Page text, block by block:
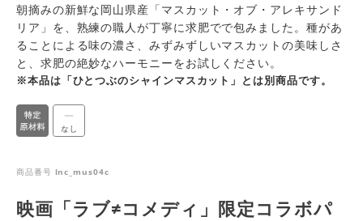
朝摘みの新鮮な岡山県産「マスカット・オブ・アレキサンド
リア」を、熟練の職人が丁寧に求肥でで包みました。種があ
ることによる味の濃さ、みずみずしいマスカットの美味しさ
と、求肥の絶妙なハーモニーをお試しください。
※本品は「ひとつぶのシャインマスカット」とは別商品です。
商品番号 lnc_mus04c
映画「ラブ≠コメディ」限定コラボパ